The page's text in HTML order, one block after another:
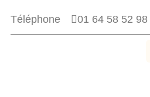
Téléphone 01 64 58 52 98